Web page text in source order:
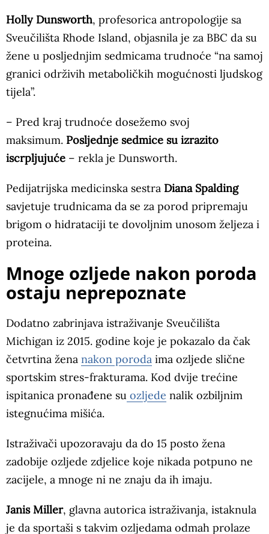
Holly Dunsworth, profesorica antropologije sa
Sveučilišta Rhode Island, objasnila je za BBC da su
žene u posljednjim sedmicama trudnoće “na samoj
granici održivih metaboličkih mogućnosti ljudskog
tijela”.
– Pred kraj trudnoće dosežemo svoj
maksimum. Posljednje sedmice su izrazito
iscrpljujuće – rekla je Dunsworth.
Pedijatrijska medicinska sestra Diana Spalding
savjetuje trudnicama da se za porod pripremaju
brigom o hidrataciji te dovoljnim unosom željeza i
proteina.
Mnoge ozljede nakon poroda
ostaju neprepoznate
Dodatno zabrinjava istraživanje Sveučilišta
Michigan iz 2015. godine koje je pokazalo da čak
četvrtina žena nakon poroda ima ozljede slične
sportskim stres-frakturama. Kod dvije trećine
ispitanica pronađene su ozljede nalik ozbiljnim
istegnućima mišića.
Istraživači upozoravaju da do 15 posto žena
zadobije ozljede zdjelice koje nikada potpuno ne
zacijele, a mnoge ni ne znaju da ih imaju.
Janis Miller, glavna autorica istraživanja, istaknula
je da sportaši s takvim ozljedama odmah prolaze